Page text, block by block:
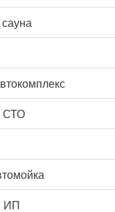
СТО
ИП